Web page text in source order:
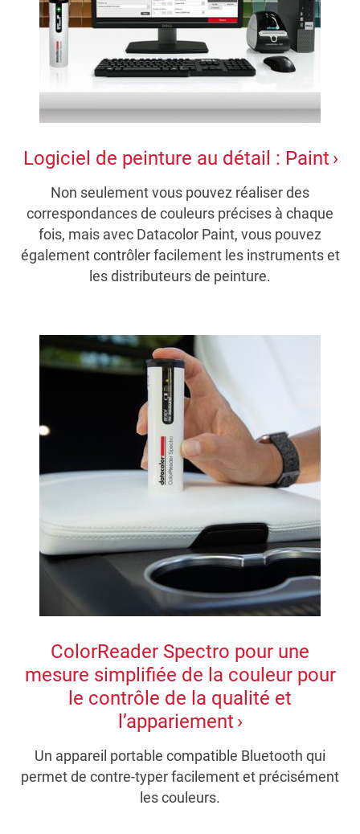
Logiciel de peinture au détail : Paint
Non seulement vous pouvez réaliser des
correspondances de couleurs précises à chaque
fois, mais avec Datacolor Paint, vous pouvez
également contrôler facilement les instruments et
les distributeurs de peinture.
ColorReader Spectro pour une
mesure simplifiée de la couleur pour
le contrôle de la qualité et
l’appariement
Un appareil portable compatible Bluetooth qui
permet de contre-typer facilement et précisément
les couleurs.